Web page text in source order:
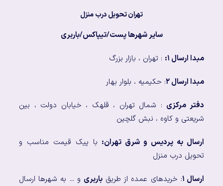
تهران تحویل درب منزل
سایر شهرها پست/تیپاکس/باربری
مبدا ارسال ۱: : تهران ، بازار بزرگ
مبدا ارسال ۲ : حکیمیه ، بلوار بهار
دفتر مرکزی : شمال تهران ، قلهک ، خیابان دولت ، بین
شریعتی و کاوه ، نبش گلچین
ارسال به پردیس و شرق تهران: با پیک قیمت مناسب و
تحویل درب منزل
ارسال ۱ : خریدهای عمده از طریقباربری و ... به شهرها ارسال